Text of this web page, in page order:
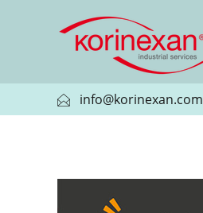
info@korinexan.com